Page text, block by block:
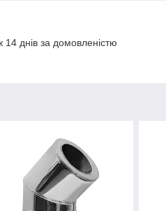
днів за домовленістю